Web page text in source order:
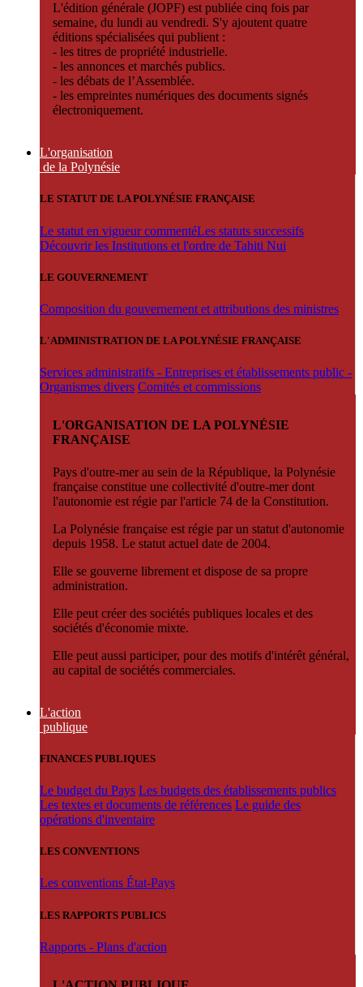
L'édition générale (JOPF) est publiée cinq fois par
semaine, du lundi au vendredi. S'y ajoutent quatre
éditions spécialisées qui publient :
- les titres de propriété industrielle.
- les annonces et marchés publics.
- les débats de l’Assemblée.
- les empreintes numériques des documents signés
électroniquement.
L'organisation
de la Polynésie
LE STATUT DE LA POLYNÉSIE FRANÇAISE
Le statut en vigueur commentéLes statuts successifs
Découvrir les Institutions et l'ordre de Tahiti Nui
LE GOUVERNEMENT
Composition du gouvernement et attributions des ministres
L'ADMINISTRATION DE LA POLYNÉSIE FRANÇAISE
Services administratifs - Entreprises et établissements public -
Organismes divers Comités et commissions
L'ORGANISATION DE LA POLYNÉSIE
FRANÇAISE
Pays d'outre-mer au sein de la République, la Polynésie
française constitue une collectivité d'outre-mer dont
l'autonomie est régie par l'article 74 de la Constitution.
La Polynésie française est régie par un statut d'autonomie
depuis 1958. Le statut actuel date de 2004.
Elle se gouverne librement et dispose de sa propre
administration.
Elle peut créer des sociétés publiques locales et des
sociétés d'économie mixte.
Elle peut aussi participer, pour des motifs d'intérêt général,
au capital de sociétés commerciales.
L'action
publique
FINANCES PUBLIQUES
Le budget du Pays Les budgets des établissements publics
Les textes et documents de références Le guide des
opérations d'inventaire
LES CONVENTIONS
Les conventions État-Pays
LES RAPPORTS PUBLICS
Rapports - Plans d'action